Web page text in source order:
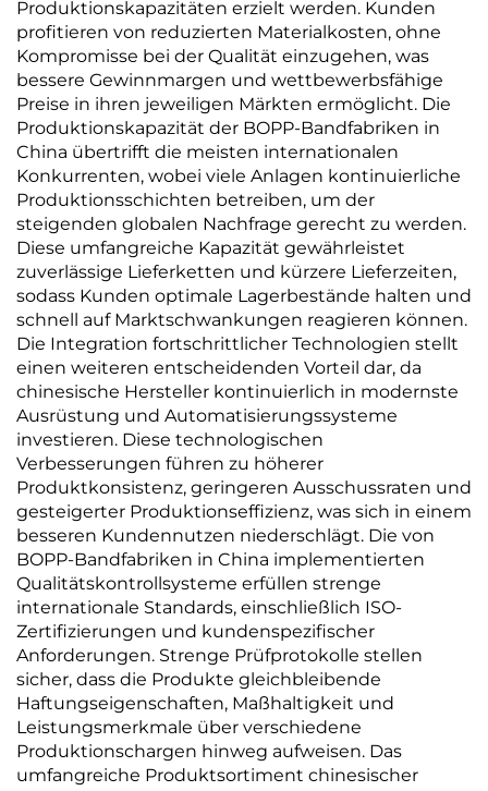
Produktionskapazitäten erzielt werden. Kunden
profitieren von reduzierten Materialkosten, ohne
Kompromisse bei der Qualität einzugehen, was
bessere Gewinnmargen und wettbewerbsfähige
Preise in ihren jeweiligen Märkten ermöglicht. Die
Produktionskapazität der BOPP-Bandfabriken in
China übertrifft die meisten internationalen
Konkurrenten, wobei viele Anlagen kontinuierliche
Produktionsschichten betreiben, um der
steigenden globalen Nachfrage gerecht zu werden.
Diese umfangreiche Kapazität gewährleistet
zuverlässige Lieferketten und kürzere Lieferzeiten,
sodass Kunden optimale Lagerbestände halten und
schnell auf Marktschwankungen reagieren können.
Die Integration fortschrittlicher Technologien stellt
einen weiteren entscheidenden Vorteil dar, da
chinesische Hersteller kontinuierlich in modernste
Ausrüstung und Automatisierungssysteme
investieren. Diese technologischen
Verbesserungen führen zu höherer
Produktkonsistenz, geringeren Ausschussraten und
gesteigerter Produktionseffizienz, was sich in einem
besseren Kundennutzen niederschlägt. Die von
BOPP-Bandfabriken in China implementierten
Qualitätskontrollsysteme erfüllen strenge
internationale Standards, einschließlich ISO-
Zertifizierungen und kundenspezifischer
Anforderungen. Strenge Prüfprotokolle stellen
sicher, dass die Produkte gleichbleibende
Haftungseigenschaften, Maßhaltigkeit und
Leistungsmerkmale über verschiedene
Produktionschargen hinweg aufweisen. Das
umfangreiche Produktsortiment chinesischer